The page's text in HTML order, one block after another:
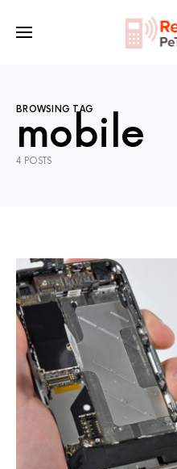
BROWSING TAG
mobile
4 POSTS